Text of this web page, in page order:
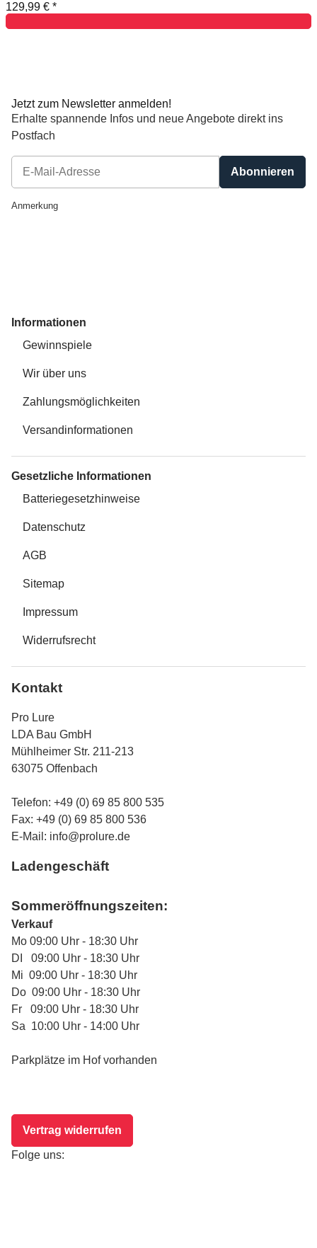
129,99 € *
Jetzt zum Newsletter anmelden!
Erhalte spannende Infos und neue Angebote direkt ins
Postfach
Abonnieren
Anmerkung
Informationen
Gewinnspiele
Wir über uns
Zahlungsmöglichkeiten
Versandinformationen
Gesetzliche Informationen
Batteriegesetzhinweise
Datenschutz
AGB
Sitemap
Impressum
Widerrufsrecht
Kontakt
Pro Lure
LDA Bau GmbH
Mühlheimer Str. 211-213
63075 Offenbach
Telefon: +49 (0) 69 85 800 535
Fax: +49 (0) 69 85 800 536
E-Mail: info@prolure.de
Ladengeschäft
Sommeröffnungszeiten:
Verkauf
Mo 09:00 Uhr - 18:30 Uhr
DI 09:00 Uhr - 18:30 Uhr
Mi 09:00 Uhr - 18:30 Uhr
Do 09:00 Uhr - 18:30 Uhr
Fr 09:00 Uhr - 18:30 Uhr
Sa 10:00 Uhr - 14:00 Uhr
Parkplätze im Hof vorhanden
Vertrag widerrufen
Folge uns: